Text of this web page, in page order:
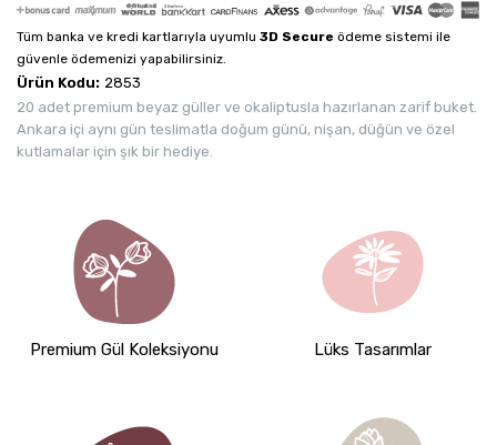
Tüm banka ve kredi kartlarıyla uyumlu 3D Secure ödeme sistemi ile
güvenle ödemenizi yapabilirsiniz.
Ürün Kodu: 2853
20 adet premium beyaz güller ve okaliptusla hazırlanan zarif buket.
Ankara içi aynı gün teslimatla doğum günü, nişan, düğün ve özel
kutlamalar için şık bir hediye.
Premium Gül Koleksiyonu Lüks Tasarımlar